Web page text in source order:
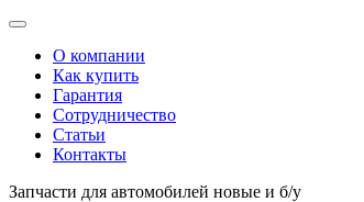
О компании
Как купить
Гарантия
Сотрудничество
Статьи
Контакты
Запчасти для автомобилей новые и б/у